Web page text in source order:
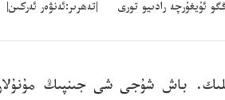
ئۇيغۇرچە رادىيو تورى |تەھرىر:ئەنۋەر ئەركىن|
باش شۇجى شى جىنپىڭ